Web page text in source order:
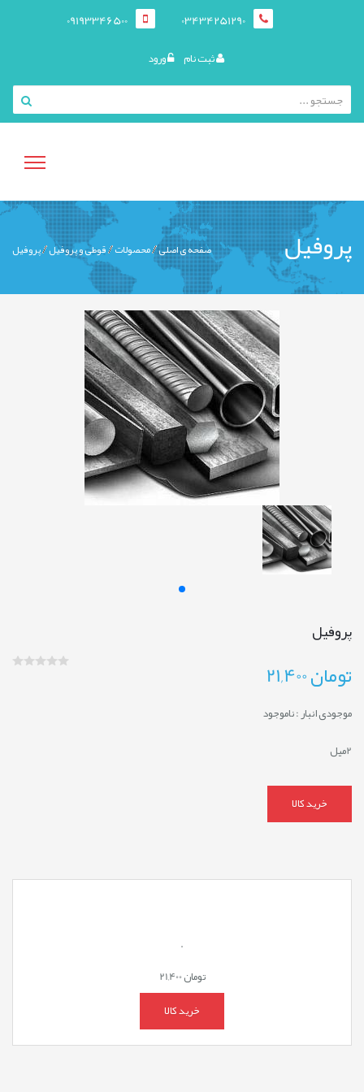
03434251290
09193346500
ثبت نام ورود
منوی
کاربری
پروفیل صفحه ی اصلی محصولات قوطی و پروفيل پروفیل
پروفیل
تومان
موجودی انبار :ناموجود
2میل
خرید کالا
.
تومان21,400
خرید کالا